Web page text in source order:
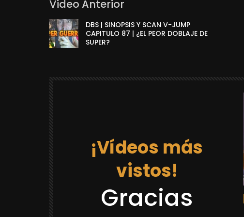
Video Anterior
DBS | SINOPSIS Y SCAN V-JUMP
CAPITULO 87 | ¿EL PEOR DOBLAJE DE
SUPER?
¡Vídeos más
vistos!
Gracias
DRAGON BALL REACCIONES